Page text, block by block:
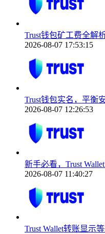
Trust钱包矿工费全解
2026-08-07 17:53:15
Trust钱包实名，平衡
2026-08-07 12:26:53
新手必看，Trust
2026-08-07 11:40:27
Trust Wallet转账显示